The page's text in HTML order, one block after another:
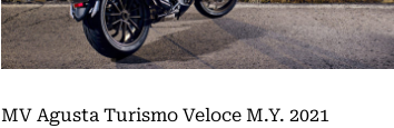
MV Agusta Turismo Veloce M.Y. 2021